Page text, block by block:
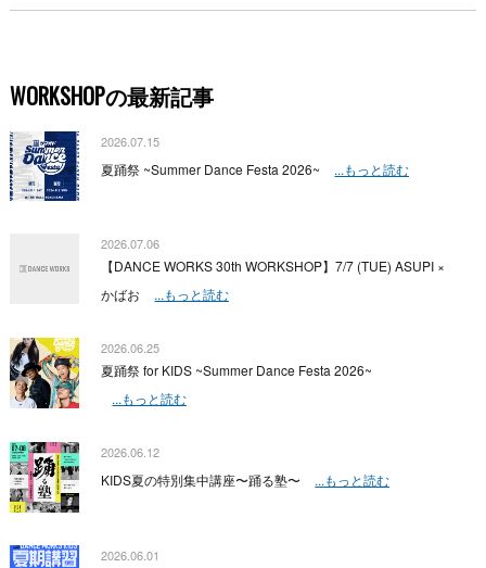
WORKSHOPの最新記事
2026.07.15
夏踊祭 ~Summer Dance Festa 2026~ ...もっと読む
2026.07.06
【DANCE WORKS 30th WORKSHOP】7/7 (TUE) ASUPI ×
かばお
...もっと読む
2026.06.25
夏踊祭 for KIDS ~Summer Dance Festa 2026~
...もっと読む
2026.06.12
KIDS夏の特別集中講座〜踊る塾〜 ...もっと読む
2026.06.01